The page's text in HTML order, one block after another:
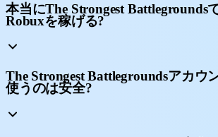
本当にThe Strongest Battlegrounds
Robuxを稼げる?
The Strongest Battlegroundsアカウ
使うのは安全?